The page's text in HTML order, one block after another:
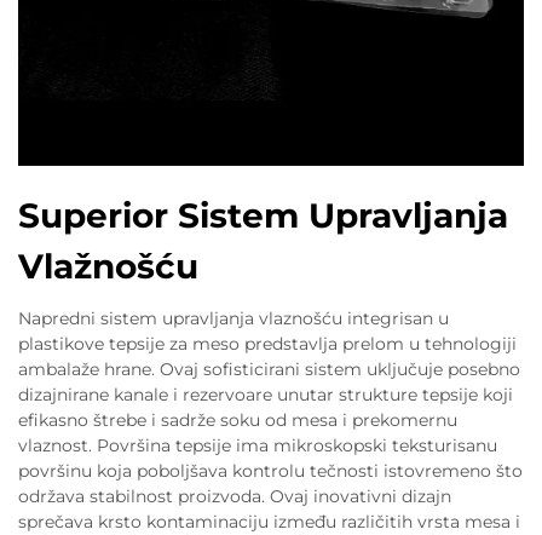
Superior Sistem Upravljanja
Vlažnošću
Napredni sistem upravljanja vlaznošću integrisan u
plastikove tepsije za meso predstavlja prelom u tehnologiji
ambalaže hrane. Ovaj sofisticirani sistem uključuje posebno
dizajnirane kanale i rezervoare unutar strukture tepsije koji
efikasno štrebe i sadrže soku od mesa i prekomernu
vlaznost. Površina tepsije ima mikroskopski teksturisanu
površinu koja poboljšava kontrolu tečnosti istovremeno što
održava stabilnost proizvoda. Ovaj inovativni dizajn
sprečava krsto kontaminaciju između različitih vrsta mesa i